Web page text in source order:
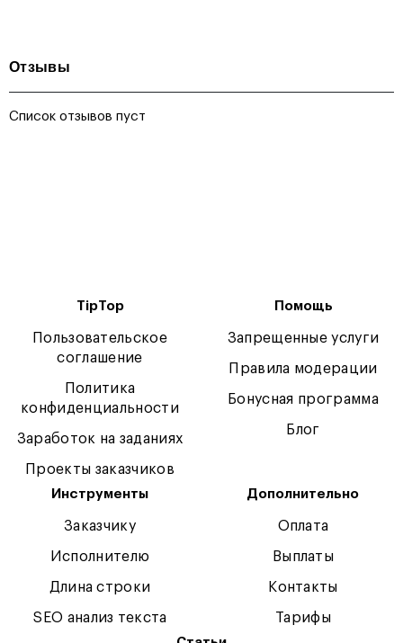
Отзывы
Список отзывов пуст
TipTop
Пользовательское
соглашение
Политика
конфиденциальности
Заработок на заданиях
Проекты заказчиков
Помощь
Запрещенные услуги
Правила модерации
Бонусная программа
Блог
Инструменты
Заказчику
Исполнителю
Длина строки
SEO анализ текста
Дополнительно
Оплата
Выплаты
Контакты
Тарифы